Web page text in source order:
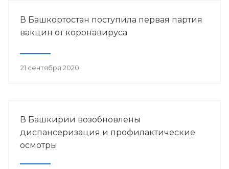
В Башкортостан поступила первая партия
вакцин от коронавируса
21 сентября 2020
В Башкирии возобновлены
диспансеризация и профилактические
осмотры